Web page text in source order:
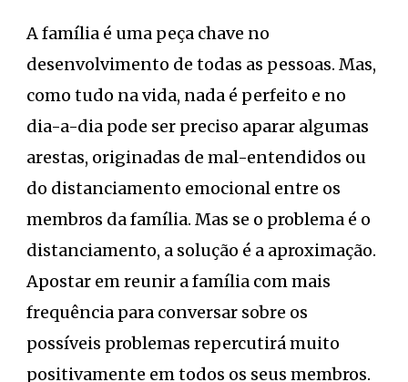
A família é uma peça chave no
desenvolvimento de todas as pessoas. Mas,
como tudo na vida, nada é perfeito e no
dia-a-dia pode ser preciso aparar algumas
arestas, originadas de mal-entendidos ou
do distanciamento emocional entre os
membros da família. Mas se o problema é o
distanciamento, a solução é a aproximação.
Apostar em reunir a família com mais
frequência para conversar sobre os
possíveis problemas repercutirá muito
positivamente em todos os seus membros.